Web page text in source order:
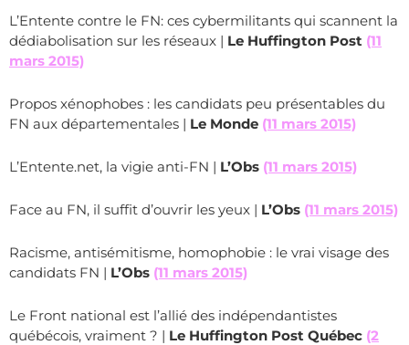
L’Entente contre le FN: ces cybermilitants qui scannent la
dédiabolisation sur les réseaux | Le Huffington Post (11
mars 2015)
Propos xénophobes : les candidats peu présentables du
FN aux départementales | Le Monde (11 mars 2015)
L’Entente.net, la vigie anti-FN | L’Obs (11 mars 2015)
Face au FN, il suffit d’ouvrir les yeux | L’Obs (11 mars 2015)
Racisme, antisémitisme, homophobie : le vrai visage des
candidats FN | L’Obs (11 mars 2015)
Le Front national est l’allié des indépendantistes
québécois, vraiment ? | Le Huffington Post Québec (2